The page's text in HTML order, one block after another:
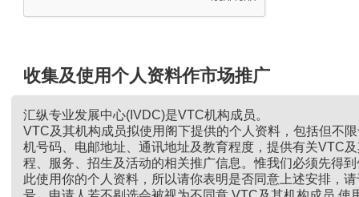
收集及使用个人资料作市场推广
汇纵专业发展中心(IVDC)是VTC机构成员。
VTC及其机构成员拟使用阁下提供的个人资料，包括但不
机号码、电邮地址、通讯地址及教育程度，提供有关VTC
程、服务、招生及活动的相关推广信息。惟我们必须先得
此使用你的个人资料，所以请你表明是否同意上述安排，